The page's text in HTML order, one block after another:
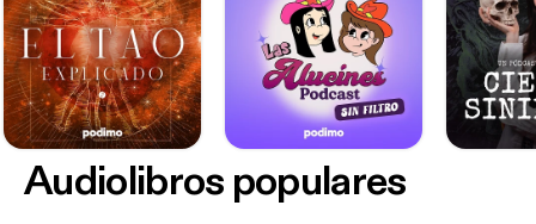
Audiolibros populares